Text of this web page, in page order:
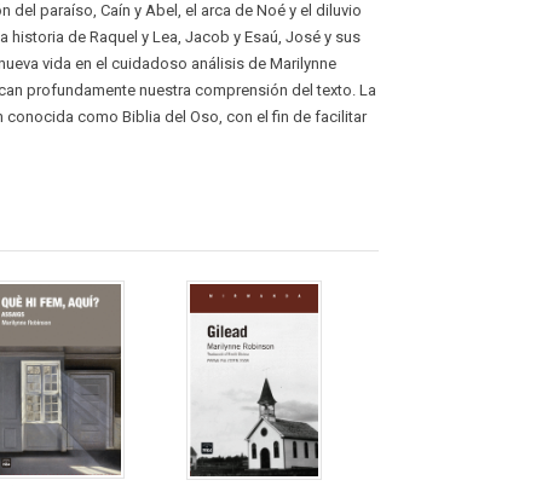
del paraíso, Caín y Abel, el arca de Noé y el diluvio
historia de Raquel y Lea, Jacob y Esaú, José y sus
vida en el cuidadoso análisis de Marilynne
profundamente nuestra comprensión del texto. La
como Biblia del Oso, con el fin de facilitar